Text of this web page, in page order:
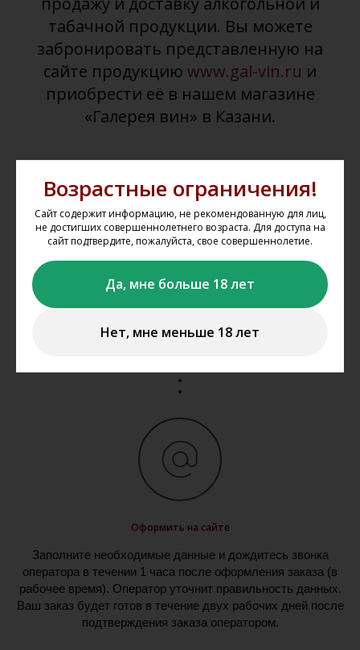
Возрастные ограничения!
Сайт содержит информацию, не рекомендованную для лиц,
не достигших совершеннолетнего возраста. Для доступа на
сайт подтвердите, пожалуйста, свое совершеннолетие.
Да, мне больше 18 лет
Нет, мне меньше 18 лет
табачной продукции. Вы можете
забронировать представленную на
сайте продукцию www.gal-vin.ru и
приобрести её в нашем магазине
«Галерея вин» в Казани.
Выбирайте понравившиеся товары в каталоге сайта,
которого вы планируете забрать свой заказ.
Оформить на сайте
Заполните необходимые данные и дождитесь звонка
оператора в течении 1 часа после оформления заказа (в
рабочее время). Оператор уточнит правильность данных.
Ваш заказ будет готов в течение двух рабочих дней после
подтверждения заказа оператором.